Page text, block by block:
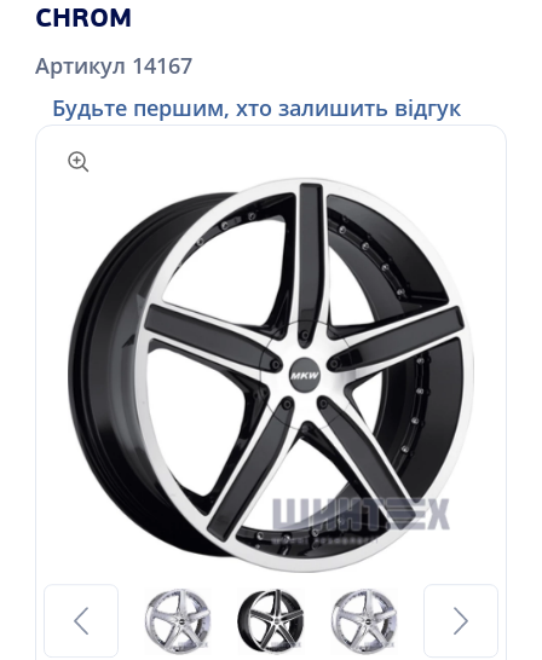
CHROM
Артикул 14167
Будьте першим, хто залишить відгук